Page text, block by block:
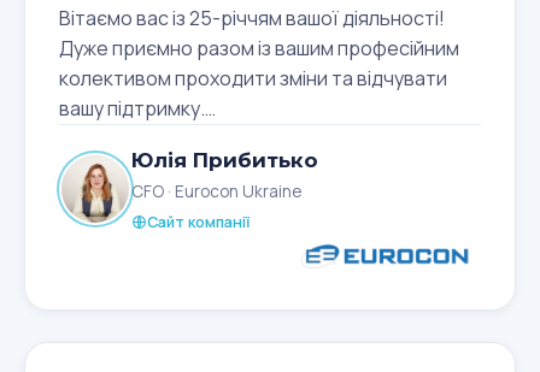
Working together has always been smooth,
productive, and positive. Your highly
professional and dedicated team consistently
delivers high-quality solutions and
our expectations.
We wish you continued growth, success, and
many more achievements ahead.
Congratulations to your entire team on this
Вітаємо вас із 25-річчям вашої діяльності!
Дуже приємно разом із вашим професійним
колективом проходити зміни та відчувати
вашу підтримку.
приноситимуть задоволення та фінансову
винагороду. Нехай ваш колектив зростає й
розвивається.
Приємно бути представником компанії-
Юлія Прибитько
CFO · Eurocon Ukraine
Сайт компанії